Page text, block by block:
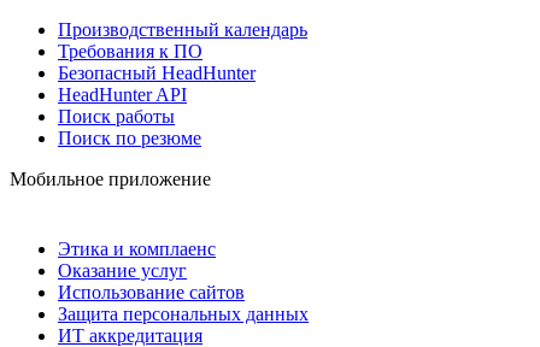
Производственный календарь
Требования к ПО
Безопасный HeadHunter
HeadHunter API
Поиск работы
Поиск по резюме
Мобильное приложение
Этика и комплаенс
Оказание услуг
Использование сайтов
Защита персональных данных
ИТ аккредитация